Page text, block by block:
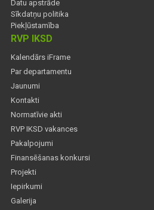
Datu apstrāde
Sīkdatņu politika
Piekļūstamība
RVP IKSD
Kalendārs iFrame
Par departamentu
Jaunumi
Kontakti
Normatīvie akti
RVP IKSD vakances
Pakalpojumi
Finansēšanas konkursi
Projekti
Iepirkumi
Galerija